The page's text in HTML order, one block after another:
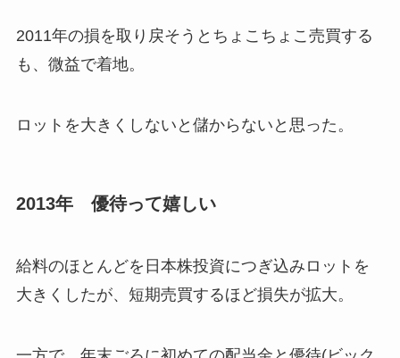
2011年の損を取り戻そうとちょこちょこ売買する
も、微益で着地。
ロットを大きくしないと儲からないと思った。
2013年 優待って嬉しい
給料のほとんどを日本株投資につぎ込みロットを
大きくしたが、短期売買するほど損失が拡大。